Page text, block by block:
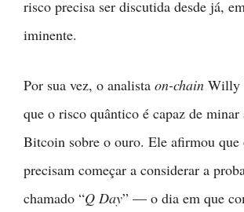
risco precisa ser discutida desde já,
iminente.
Por sua vez, o analista on-chain Willy
que o risco quântico é capaz de minar
Bitcoin sobre o ouro. Ele afirmou que
precisam começar a considerar a
chamado “Q Day” — o dia em que